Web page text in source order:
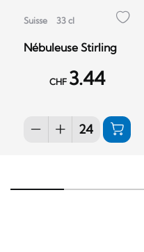
Suisse 33 cl
Nébuleuse Stirling
CHF 3.44